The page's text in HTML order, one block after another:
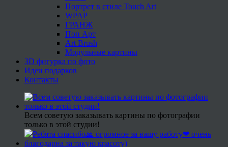
Портрет в стиле Touch Art
WPAP
ГРАНЖ
Поп Арт
Art Brush
Модульные картины
3D фигурка по фото
Идеи подарков
Контакты
Всем советую заказывать картины по фотографии
только в этой студии!